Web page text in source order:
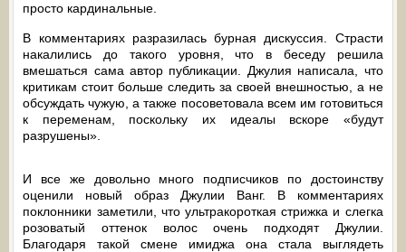
просто кардинальные.
В комментариях разразилась бурная дискуссия. Страсти
накалились до такого уровня, что в беседу решила
вмешаться сама автор публикации. Джулия написала, что
критикам стоит больше следить за своей внешностью, а не
обсуждать чужую, а также посоветовала всем им готовиться
к переменам, поскольку их идеалы вскоре «будут
разрушены».
И все же довольно много подписчиков по достоинству
оценили новый образ Джулии Ванг. В комментариях
поклонники заметили, что ультракороткая стрижка и слегка
розоватый оттенок волос очень подходят Джулии.
Благодаря такой смене имиджа она стала выглядеть